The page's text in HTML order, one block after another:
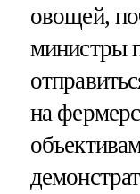
овощей,
министры
на